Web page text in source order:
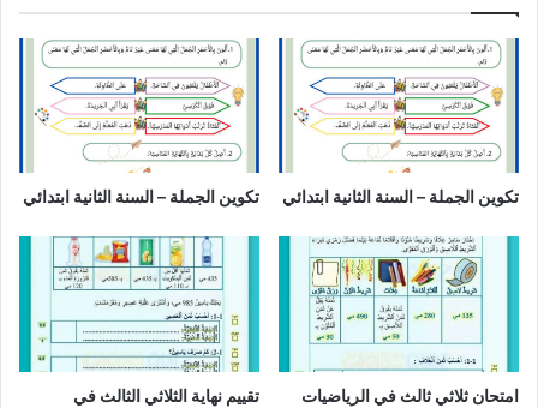
تكوين الجملة – السنة الثانية ابتدائي تكوين الجملة – السنة الثانية ابتدائي
امتحان ثلاثي ثالث في الرياضيات تقييم نهاية الثلاثي الثالث في